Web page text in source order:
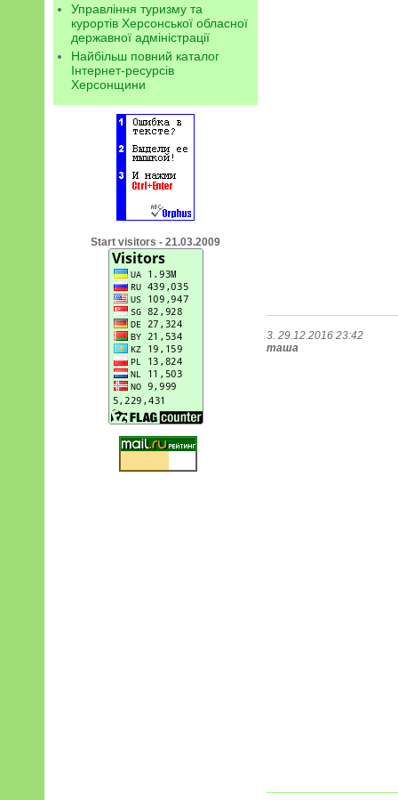
Управління туризму та
курортів Херсонської обласної
державної адміністрації
Найбільш повний каталог
Інтернет-ресурсів
Херсонщини
Start visitors - 21.03.2009
3. 29.12.2016 23:42
таша